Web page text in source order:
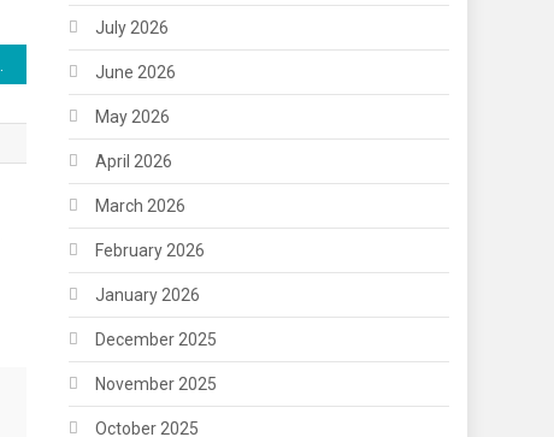
July 2026
June 2026
May 2026
April 2026
March 2026
February 2026
January 2026
December 2025
November 2025
October 2025